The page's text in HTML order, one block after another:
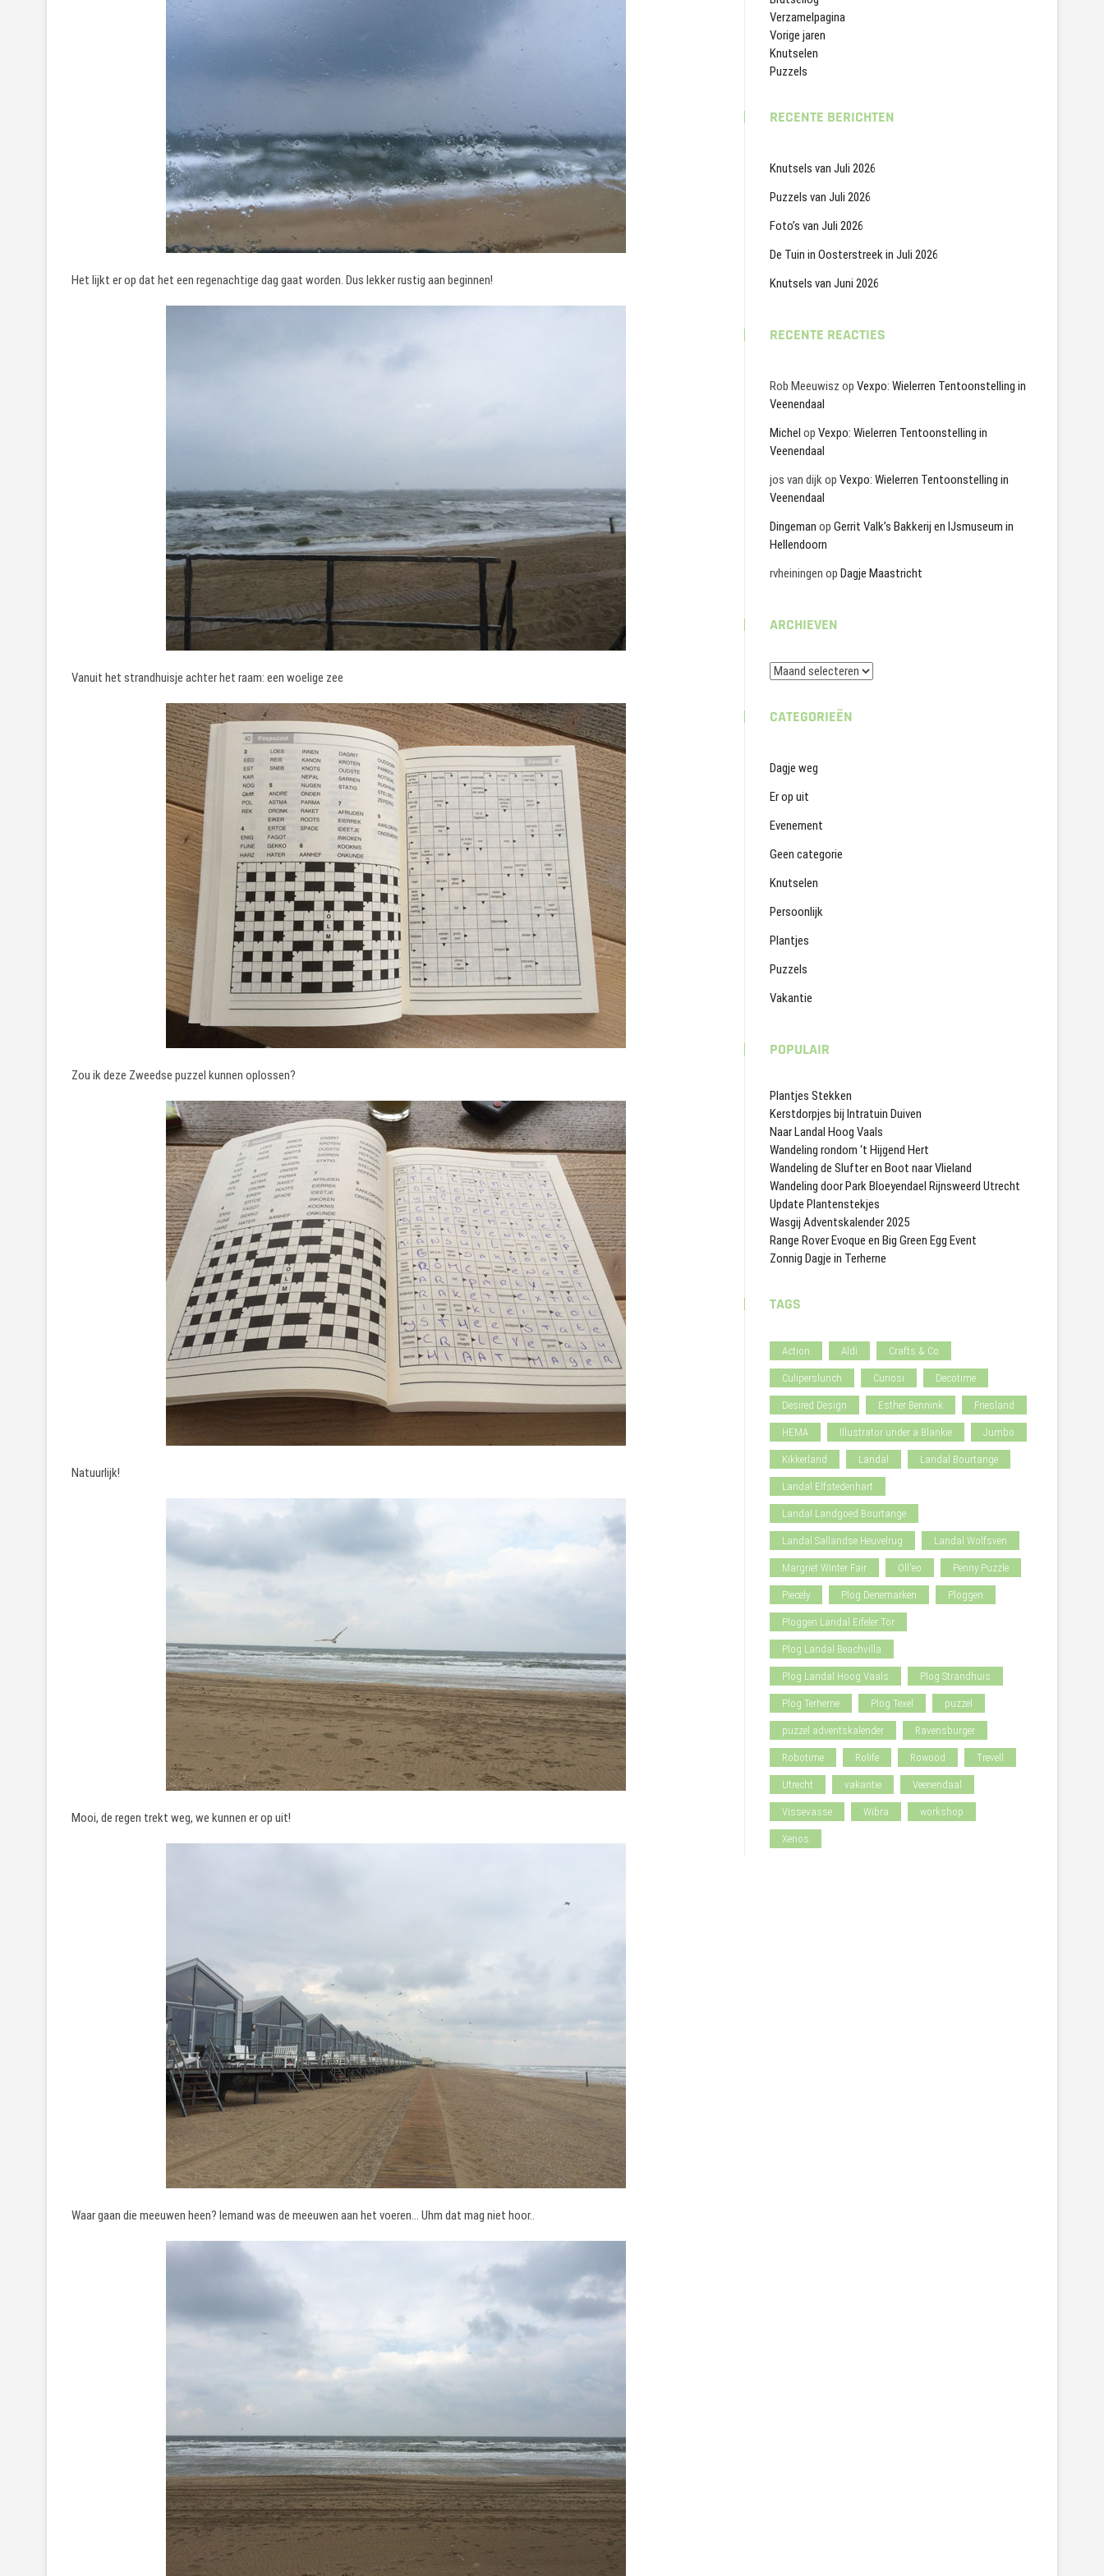
Het lijkt er op dat het een regenachtige dag gaat worden. Dus lekker rustig aan beginnen!
Vanuit het strandhuisje achter het raam: een woelige zee
Zou ik deze Zweedse puzzel kunnen oplossen?
Natuurlijk!
Mooi, de regen trekt weg, we kunnen er op uit!
Waar gaan die meeuwen heen? Iemand was de meeuwen aan het voeren… Uhm dat mag niet hoor..
Verzamelpagina
Vorige jaren
Knutselen
Puzzels
RECENTE BERICHTEN
Knutsels van Juli 2026
Puzzels van Juli 2026
Foto’s van Juli 2026
De Tuin in Oosterstreek in Juli 2026
Knutsels van Juni 2026
RECENTE REACTIES
Rob Meeuwisz op Vexpo: Wielerren Tentoonstelling in
Veenendaal
Michel op Vexpo: Wielerren Tentoonstelling in
Veenendaal
jos van dijkop Vexpo: Wielerren Tentoonstelling in
Veenendaal
Dingeman op Gerrit Valk’s Bakkerij en IJsmuseum in
Hellendoorn
rvheiningen op Dagje Maastricht
ARCHIEVEN
Archieven
CATEGORIEËN
Dagje weg
Er op uit
Evenement
Geen categorie
Knutselen
Persoonlijk
Plantjes
Puzzels
Vakantie
POPULAIR
Plantjes Stekken
Kerstdorpjes bij Intratuin Duiven
Naar Landal Hoog Vaals
Wandeling rondom ‘t Hijgend Hert
Wandeling de Slufter en Boot naar Vlieland
Wandeling door Park Bloeyendael Rijnsweerd Utrecht
Update Plantenstekjes
Wasgij Adventskalender 2025
Range Rover Evoque en Big Green Egg Event
Zonnig Dagje in Terherne
TAGS
Action Aldi Crafts & Co
Culiperslunch Curiosi Decotime
Desired Design Esther Bennink Friesland
HEMA Illustrator under a Blankie Jumbo
Kikkerland Landal Landal Bourtange
Landal Elfstedenhart
Landal Landgoed Bourtange
Landal Sallandse Heuvelrug Landal Wolfsven
Margriet Winter Fair Oll'eo Penny Puzzle
Piecely Plog Denemarken Ploggen
Ploggen Landal Eifeler Tor
Plog Landal Beachvilla
Plog Landal Hoog Vaals Plog Strandhuis
Plog Terherne Plog Texel puzzel
puzzel adventskalender Ravensburger
Robotime Rolife Rowood Trevell
Utrecht vakantie Veenendaal
Vissevasse Wibra workshop
Xenos